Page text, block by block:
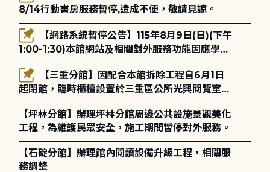
8/14行動書房服務暫停,造成不便，敬請見諒。
1:00-1:30)本館網站及相關對外服務功能因應學術
網路升級更新將暫停服務。
起閉館，臨時櫃檯設置於三重區公所光興閱覽室，
造成不便，敬請見諒。
【坪林分館】辦理坪林分館周邊公共設施景觀美化
工程，為維護民眾安全，施工期間暫停對外服務。
【石碇分館】辦理館內閱讀設備升級工程，相關服
務調整